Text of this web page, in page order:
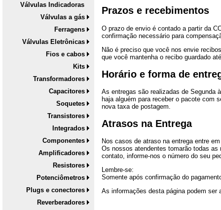
Válvulas Indicadoras
Válvulas a gás
Ferragens
Válvulas Eletrônicas
Fios e cabos
Kits
Transformadores
Capacitores
Soquetes
Transistores
Integrados
Componentes
Amplificadores
Resistores
Potenciômetros
Plugs e conectores
Reverberadores
Prazos e recebimentos
O prazo de envio é contado a partir da
confirmação necessário para
Não é preciso que você nos envie
que você mantenha o recibo guardado
Horário e forma de
As entregas são realizadas de Segunda
haja alguém para receber o pacote com
nova taxa de postagem.
Atrasos na Entrega
Nos casos de atraso na entrega entre
Os nossos atendentes tomarão todas as
contato, informe-nos o número do seu
Lembre-se:
Somente após confirmação do
As informações desta página podem